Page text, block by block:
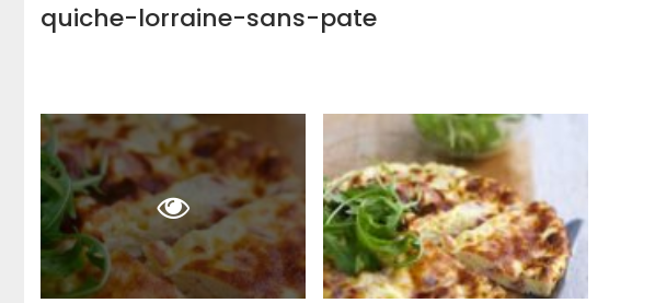
quiche-lorraine-sans-pate